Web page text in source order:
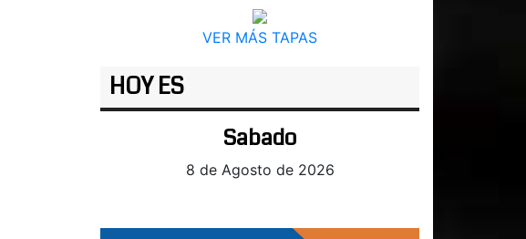
VER MÁS TAPAS
HOY ES
Sabado
8 de Agosto de 2026